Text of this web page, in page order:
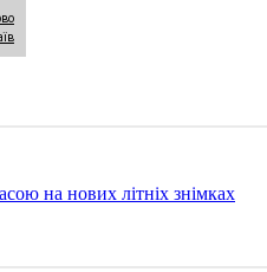
на нових літніх знімках